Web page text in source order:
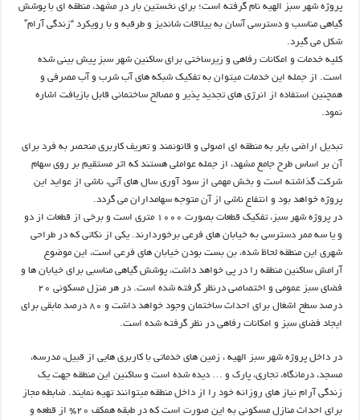
پروژه شهر سبز الهیه نام گرفته است؛ برای نخستین بار در مشهد، منطقه ای با پوشش
گیاهی مناسب و دسترسی آسان به ییلاقات شاندیز و طرقبه و با رویکرد “زندگی آرام”
شکل می گیرد.
کلیه خدمات و امکانات رفاهی و زیرساختی برای ساکنین شهر سبز پیش بینی شده
است. از جمله این خدمات میتوان به تفکیک شبکه های آب شرب و آب مصرفی و
همچنین استفاده از انرژی های تجدید پذیر و مصالح ساختمانی قابل بازیافت اشاره
نمود.
تبدیل اراضی بایر به منطقه ای اصولی و قانونمند و تعریف کاربری منحصر به فرد برای
آن بر اساس طرح جامع مشهد، از جمله عواملی هستند که اثر مستقیم بر روی سهام
شرکت گذاشته است و بخش مهمی از سود آوری سال های آتی، ناشی از عواید این
پروژه خواهد بود و انتفاع ناشی از آن متوجه سهامداران می گردد.
در پروژه شهر سبز، تفکیک قطعات بصورت ۱۰۰۰ متری است و برخی از قطعات از دو
و یا سه ممر دسترسی به خیابان های فرعی برخوردارند. یکی از نکاتی که در طراحی
شهری این منطقه لحاظ شده، بن بست بودن خیابان های فرعی است، این موضوع
آرامش ساکنین منطقه را در پی خواهد داشت، پوشش گیاهی مناسبی برای خیابان ها و
فضای سبز عمومی و اختصاصی درنظر گرفته شده است. در هر منزل مسکونی ۲۰
درصد سطح اشغال برای احداث ساختمان وجود خواهد داشت و ۸۰ درصد مابقی برای
ایجاد فضای سبز و امکانات رفاهی در نظر گرفته شده است.
در داخل پروژه شهر سبز الهیه ، زمین های خدماتی با کاربری هایی از قبیل، مدرسه،
مسجد، درمانگاه، تجاری، پارک و … دیده شده است و ساکنین این منطقه جهت یک
زندگی آرام نیاز های روزانه خود را از داخل منطقه میتوانند تهیه نمایند. ضابطه مجاز
برای احداث منازل مسکونی به این صورت است که در طبقه همکف ۲۰% از قطعه و